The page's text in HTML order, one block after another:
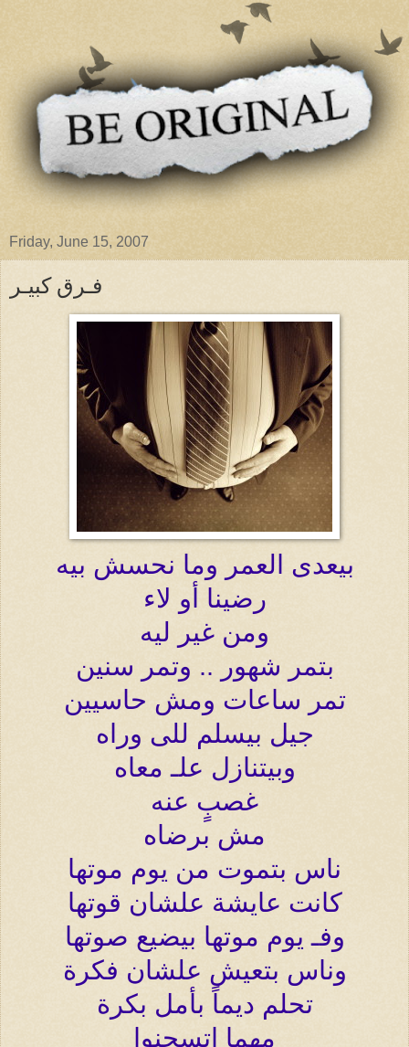
Friday, June 15, 2007
فـرق كبيـر
بيعدى العمر وما نحسش بيه
رضينا أو لاء
ومن غير ليه
بتمر شهور .. وتمر سنين
تمر ساعات ومش حاسيين
جيل بيسلم للى وراه
وبيتنازل علـ معاه
غصبٍ عنه
مش برضاه
ناس بتموت من يوم موتها
كانت عايشة علشان قوتها
وفـ يوم موتها بيضيع صوتها
وناس بتعيش علشان فكرة
تحلم ديماً بأمل بكرة
مهما اتسجنوا